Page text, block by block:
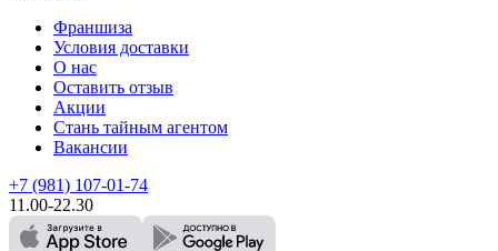
Франшиза
Условия доставки
О нас
Оставить отзыв
Акции
Стань тайным агентом
Вакансии
+7 (981) 107-01-74
11.00-22.30